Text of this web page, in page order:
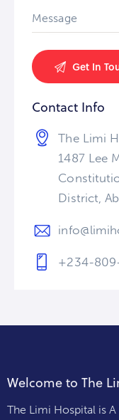
Contact Info
The Limi
1487 Lee
District,
+234-
Welcome to The
The Limi Hospital is